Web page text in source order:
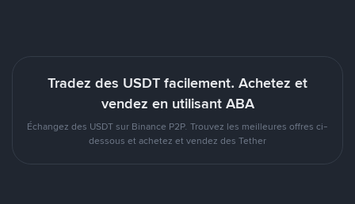
Tradez des USDT facilement. Achetez et
vendez en utilisant ABA
Échangez des USDT sur Binance P2P. Trouvez les meilleures offres ci-
dessous et achetez et vendez des Tether